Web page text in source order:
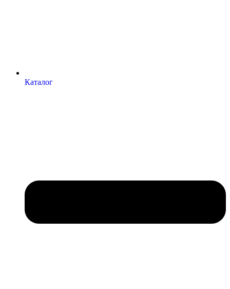
Каталог